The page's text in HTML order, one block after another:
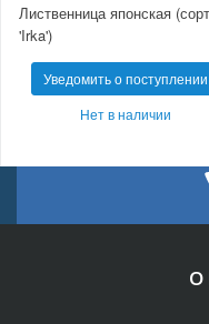
Лиственница японская (сорт
'Irka')
Уведомить о поступлении
Нет в наличии
О